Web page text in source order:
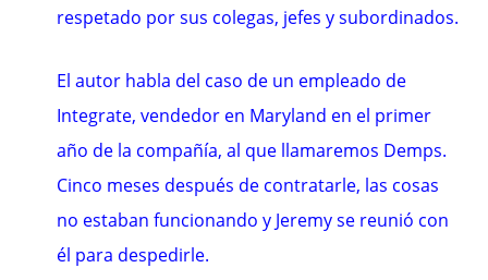
respetado por sus colegas, jefes y subordinados.
El autor habla del caso de un empleado de
Integrate, vendedor en Maryland en el primer
año de la compañía, al que llamaremos Demps.
Cinco meses después de contratarle, las cosas
no estaban funcionando y Jeremy se reunió con
él para despedirle.